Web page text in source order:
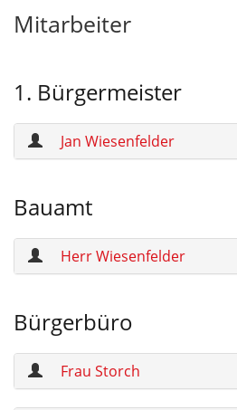
Mitarbeiter
1. Bürgermeister
Jan Wiesenfelder
Bauamt
Herr Wiesenfelder
Bürgerbüro
Frau Storch